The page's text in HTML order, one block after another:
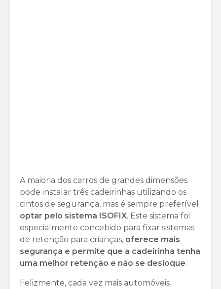
A maioria dos carros de grandes dimensões
pode instalar três cadeirinhas utilizando os
cintos de segurança, mas é sempre preferível
optar pelo sistema ISOFIX. Este sistema foi
especialmente concebido para fixar sistemas
de retenção para crianças, oferece mais
segurança e permite que a cadeirinha tenha
uma melhor retenção e não se desloque.
Felizmente, cada vez mais automóveis